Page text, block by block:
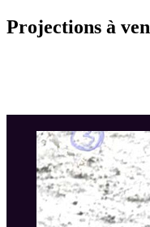
Projections à